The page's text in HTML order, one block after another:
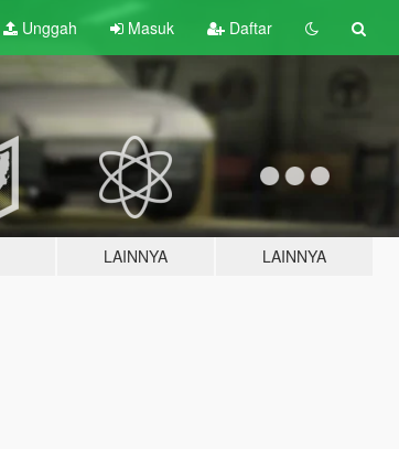
Unggah Masuk Daftar
LAINNYA LAINNYA